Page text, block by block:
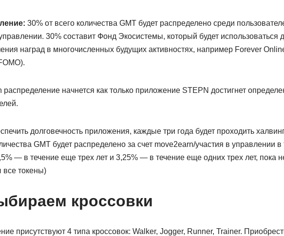
30% от всего количества GMT будет распределено среди
30% составит Фонд Экосистемы, который будет использоваться
наград в многочисленных будущих активностях, например Forever
распределение начнется как только приложение STEPN достигнет
долговечность приложения, каждые три года будет проходить
GMT будет распределено за счет move2earn/участия в управлении
— в течение еще трех лет и 3,25% — в течение еще одних трех лет, пока
токены)
кроссовки
присутствуют 4 типа кроссовок: Walker, Jogger, Runner, Trainer.